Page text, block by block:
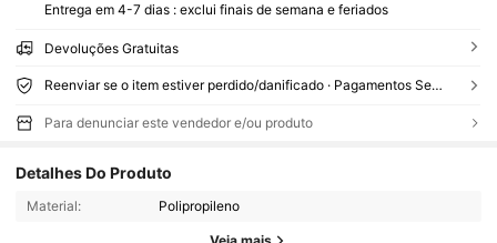
Entrega em 4-7 dias : exclui finais de semana e feriados
Devoluções Gratuitas
Reenviar se o item estiver perdido/danificado · Pagamentos Seguros · Proteção de privacidade
Para denunciar este vendedor e/ou produto
Detalhes Do Produto
Material: Polipropileno
4,87 2.2K Seguidores